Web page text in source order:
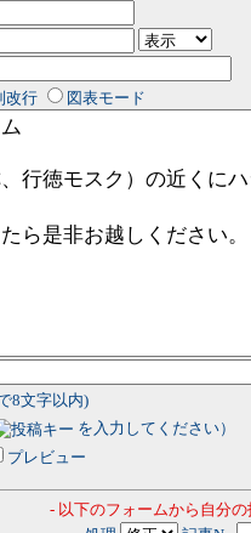
改行 図表モード
8文字以内)
を入力してください）
プレビュー
- 以下のフォームから自分